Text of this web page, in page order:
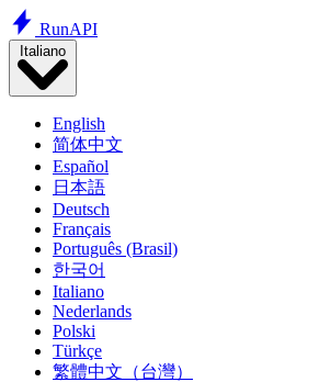
RunAPI
Italiano
English
简体中文
Español
日本語
Deutsch
Français
Português (Brasil)
한국어
Italiano
Nederlands
Polski
Türkçe
繁體中文（台灣）